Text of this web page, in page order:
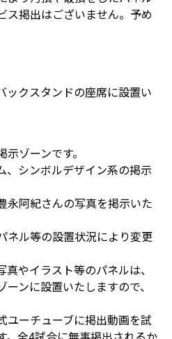
ス掲出はございません。予め
クスタンドの座席に設置い
ゾーンです。
シンボルデザイン系の掲示
阿紀さんの写真を掲示いた
ル等の設置状況により変更
やイラスト等のパネルは、
ンに設置いたしますので、
ーチューブに掲出動画を試